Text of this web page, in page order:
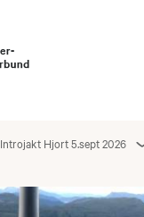
Introjakt Hjort 5.sept 2026